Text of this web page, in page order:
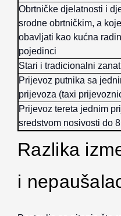
Obrtničke djelatnosti i
srodne obrtničkim, a
obavljati kao kućna
pojedinci
Stari i tradicionalni
Prijevoz putnika sa
prijevoza (taxi
Prijevoz tereta jednim
sredstvom nosivosti do
Razlika
i